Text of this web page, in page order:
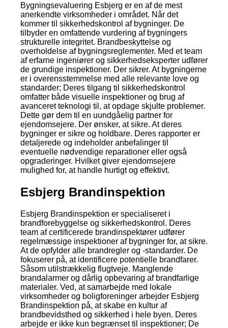
Bygningsevaluering Esbjerg er en af de mest
anerkendte virksomheder i området. Når det
kommer til sikkerhedskontrol af bygninger. De
tilbyder en omfattende vurdering af bygningers
strukturelle integritet. Brandbeskyttelse og
overholdelse af bygningsreglementer. Med et team
af erfarne ingeniører og sikkerhedseksperter udfører
de grundige inspektioner. Der sikrer. At bygningerne
er i overensstemmelse med alle relevante love og
standarder; Deres tilgang til sikkerhedskontrol
omfatter både visuelle inspektioner og brug af
avanceret teknologi til, at opdage skjulte problemer.
Dette gør dem til en uundgåelig partner for
ejendomsejere. Der ønsker, at sikre. At deres
bygninger er sikre og holdbare. Deres rapporter er
detaljerede og indeholder anbefalinger til
eventuelle nødvendige reparationer eller også
opgraderinger. Hvilket giver ejendomsejere
mulighed for, at handle hurtigt og effektivt.
Esbjerg Brandinspektion
Esbjerg Brandinspektion er specialiseret i
brandforebyggelse og sikkerhedskontrol. Deres
team af certificerede brandinspektører udfører
regelmæssige inspektioner af bygninger for, at sikre.
At de opfylder alle brandregler og -standarder. De
fokuserer på, at identificere potentielle brandfarer.
Såsom utilstrækkelig flugtveje. Manglende
brandalarmer og dårlig opbevaring af brandfarlige
materialer. Ved, at samarbejde med lokale
virksomheder og boligforeninger arbejder Esbjerg
Brandinspektion på, at skabe en kultur af
brandbevidsthed og sikkerhed i hele byen. Deres
arbejde er ikke kun begrænset til inspektioner; De